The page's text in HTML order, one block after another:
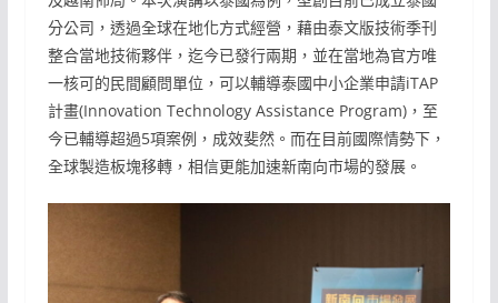
分公司，透過全球在地化方式經營，藉由泰文版技術季刊
整合當地技術夥伴，迄今已發行兩期，並在當地為官方唯
一核可的民間顧問單位，可以輔導泰國中小企業申請iTAP
計畫(Innovation Technology Assistance Program)，至
今已輔導超過5項案例，成效斐然。而在目前國際情勢下，
全球製造板塊移轉，相信更能加速新南向市場的發展。